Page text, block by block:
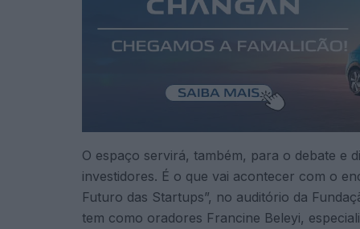
O espaço servirá, também, para o debate e
investidores. É o que vai acontecer com o
Futuro das Startups”, no auditório da
tem como oradores Francine Beleyi,